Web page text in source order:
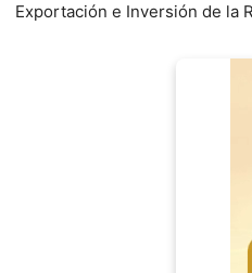
Exportación e Inversión de la